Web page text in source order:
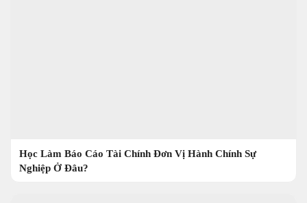
Học Làm Báo Cáo Tài Chính Đơn Vị Hành Chính Sự
Nghiệp Ở Đâu?